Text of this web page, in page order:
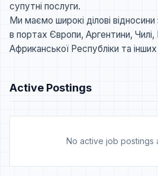
супутні послуги.
Ми маємо широкі ділові
в портах Європи, Аргентини, Чилі,
Африканської Республіки та
Active Postings
No active job postings